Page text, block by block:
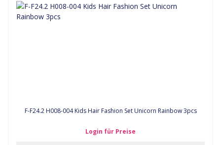
F-F24.2 H008-004 Kids Hair Fashion Set Unicorn Rainbow 3pcs
Login für Preise